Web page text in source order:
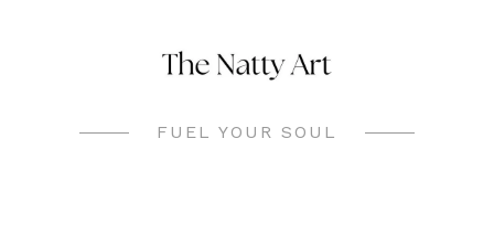
FUEL YOUR SOUL